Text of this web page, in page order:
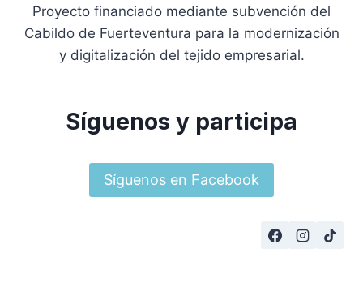
Proyecto financiado mediante subvención del
Cabildo de Fuerteventura para la modernización
y digitalización del tejido empresarial.
Síguenos y participa
Síguenos en Facebook